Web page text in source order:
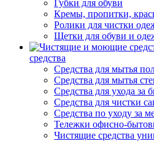
Губки для обуви
Кремы, пропитки,
Ролики для чистки
Щетки для обуви и
средства
Средства для мытья
Средства для мытья
Средства для ухода за
Средства для чистки
Средства по уходу за
Тележки офисно-
Чистящие средства